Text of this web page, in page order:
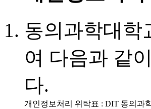
동의과학대학
여 다음과 같
다.
개인정보처리 위탁표 : DIT 동의과